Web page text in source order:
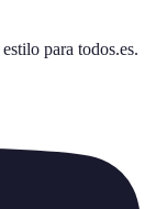
estilo para todos.es.